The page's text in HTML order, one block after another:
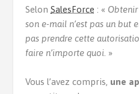
SelonSalesForce : « Obtenir
son e-mail n’est pas un but
pas prendre cette
faire n’importe quoi . »
Vous l’avez compris, une